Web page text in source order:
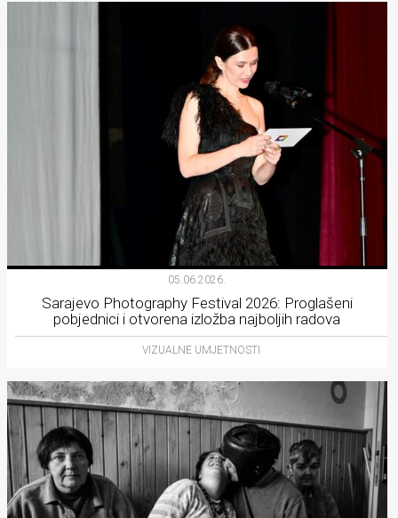
05.06.2026.
Sarajevo Photography Festival 2026: Proglašeni
pobjednici i otvorena izložba najboljih radova
VIZUALNE UMJETNOSTI